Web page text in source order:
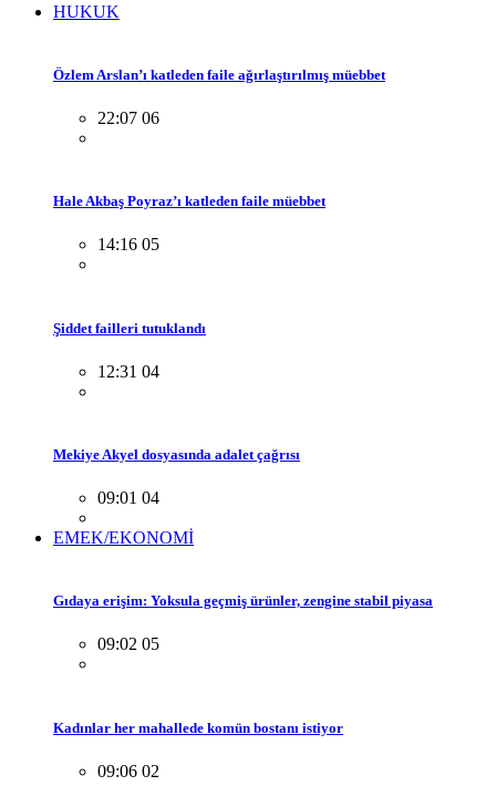
HUKUK
Özlem Arslan’ı katleden faile ağırlaştırılmış müebbet
22:07 06
Hale Akbaş Poyraz’ı katleden faile müebbet
14:16 05
Şiddet failleri tutuklandı
12:31 04
Mekiye Akyel dosyasında adalet çağrısı
09:01 04
EMEK/EKONOMİ
Gıdaya erişim: Yoksula geçmiş ürünler, zengine stabil piyasa
09:02 05
Kadınlar her mahallede komün bostanı istiyor
09:06 02